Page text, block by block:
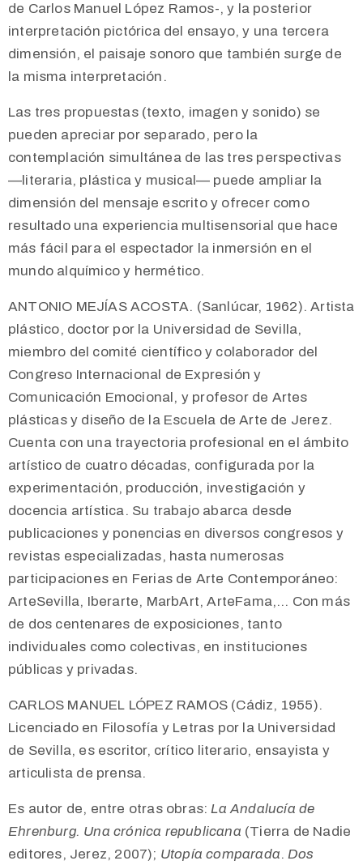
de Carlos Manuel López Ramos-, y la posterior
interpretación pictórica del ensayo, y una tercera
dimensión, el paisaje sonoro que también surge de
la misma interpretación.
Las tres propuestas (texto, imagen y sonido) se
pueden apreciar por separado, pero la
contemplación simultánea de las tres perspectivas
—literaria, plástica y musical— puede ampliar la
dimensión del mensaje escrito y ofrecer como
resultado una experiencia multisensorial que hace
más fácil para el espectador la inmersión en el
mundo alquímico y hermético.
ANTONIO MEJÍAS ACOSTA. (Sanlúcar, 1962). Artista
plástico, doctor por la Universidad de Sevilla,
miembro del comité científico y colaborador del
Congreso Internacional de Expresión y
Comunicación Emocional, y profesor de Artes
plásticas y diseño de la Escuela de Arte de Jerez.
Cuenta con una trayectoria profesional en el ámbito
artístico de cuatro décadas, configurada por la
experimentación, producción, investigación y
docencia artística. Su trabajo abarca desde
publicaciones y ponencias en diversos congresos y
revistas especializadas, hasta numerosas
participaciones en Ferias de Arte Contemporáneo:
ArteSevilla, Iberarte, MarbArt, ArteFama,… Con más
de dos centenares de exposiciones, tanto
individuales como colectivas, en instituciones
públicas y privadas.
CARLOS MANUEL LÓPEZ RAMOS (Cádiz, 1955).
Licenciado en Filosofía y Letras por la Universidad
de Sevilla, es escritor, crítico literario, ensayista y
articulista de prensa.
Es autor de, entre otras obras:La Andalucía de
Ehrenburg. Una crónica republicana (Tierra de Nadie
editores, Jerez, 2007); Utopía comparada. Dos